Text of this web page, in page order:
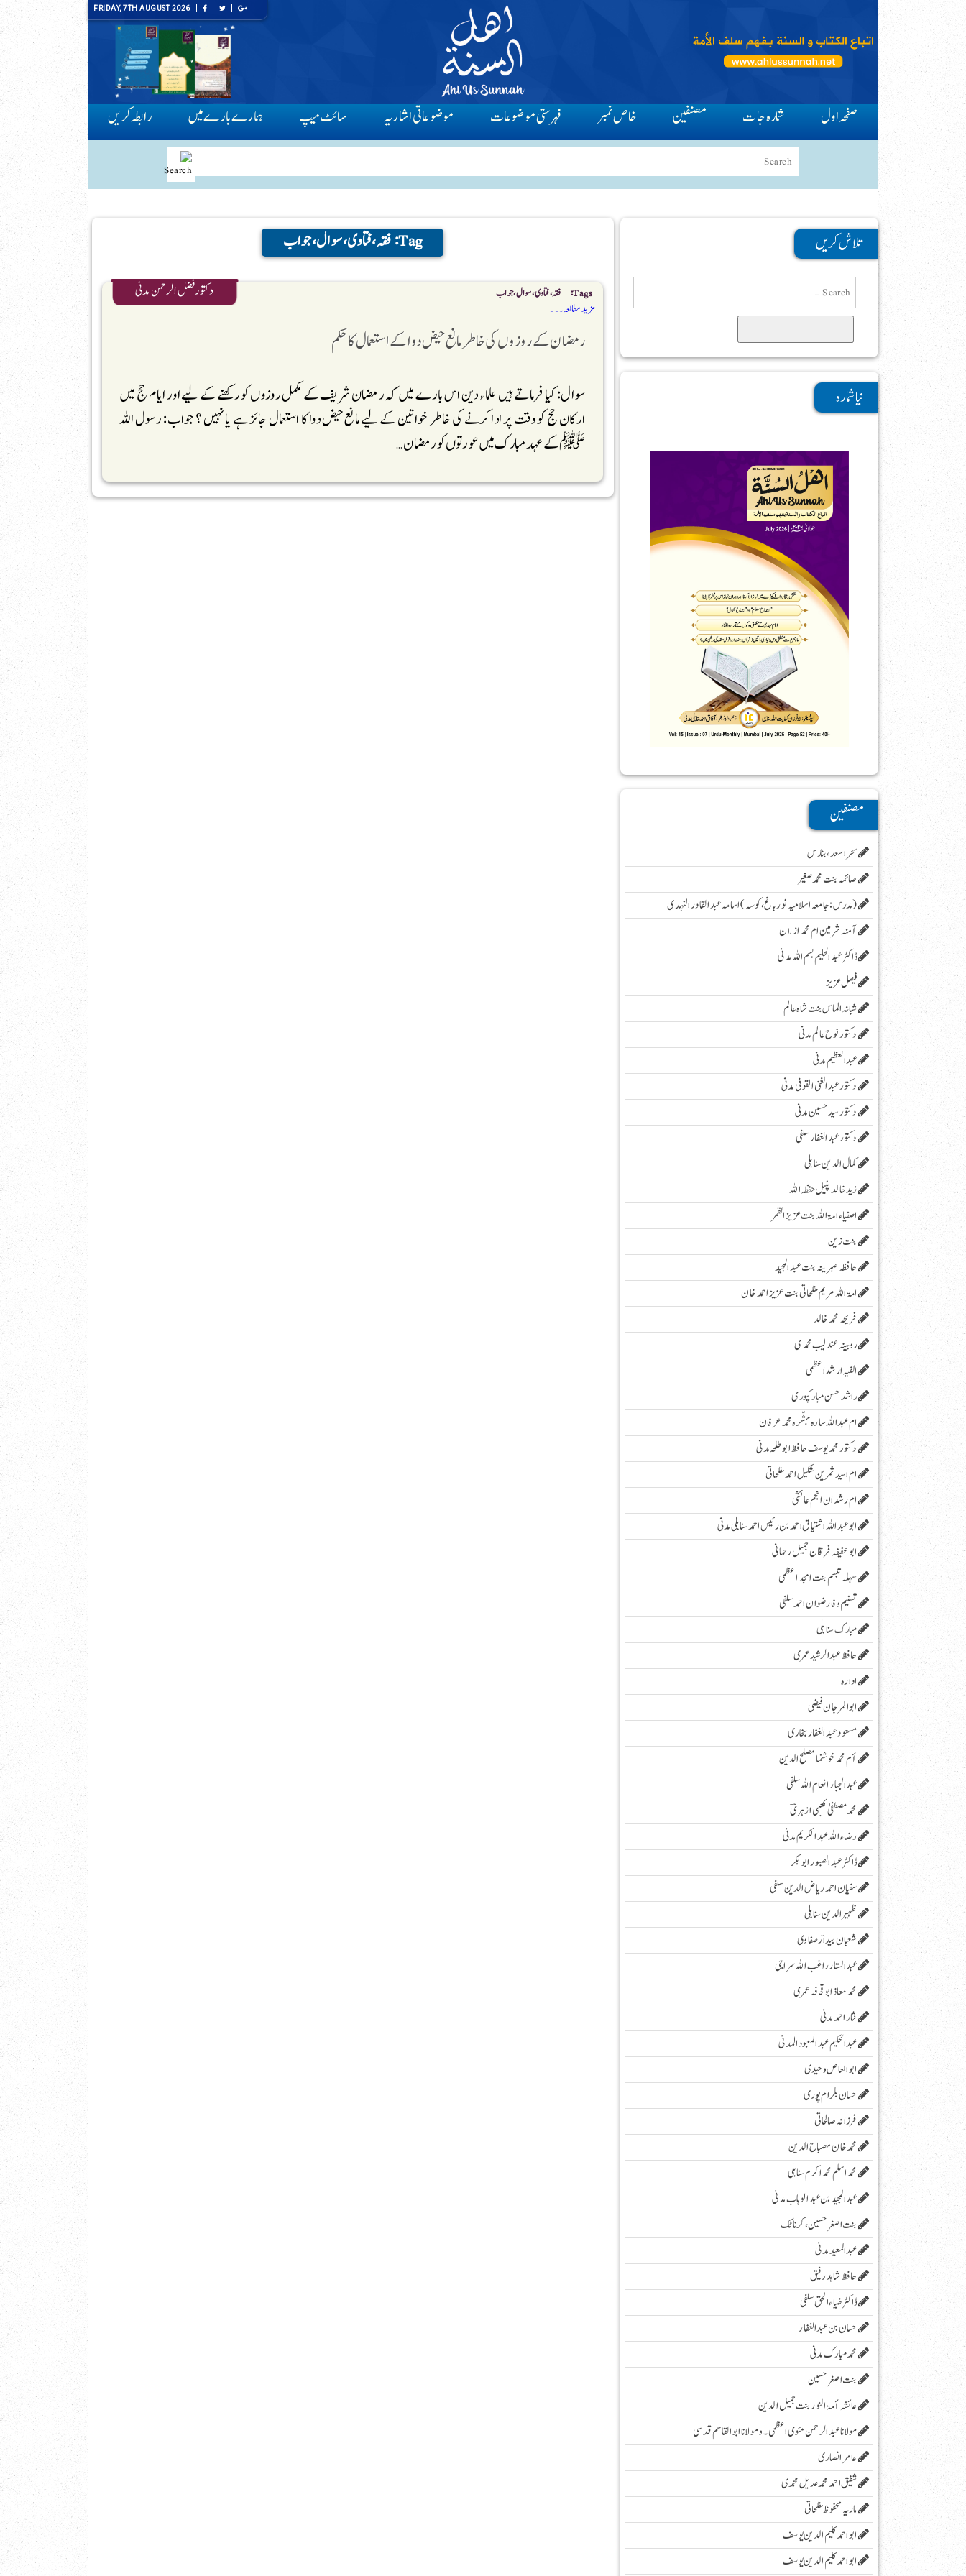
FRIDAY, 7TH AUGUST 2026
صفحہ اول شمارہ جات مصنفین خاص نمبر فہرستی موضوعات موضوعاتی اشاریہ سائٹ میپ ہمارے بارے میں رابطہ کریں
Tag: فقہ،فتاوی، سوال،جواب
دکتور فضل الرحمن مدنی Tags: فقہ،فتاوی، سوال،جواب
رمضان کے ر وزوں کی خاطر مانع حیض دوا کے استعمال کا حکم
سوال: کیا فرماتے ہیں علماء دین اس بارے میں کہ رمضان شریف کے مکمل روزوں کو رکھنے کے لیے اور ایام حج میں
ارکان حج کو وقت پر ادا کرنے کی خاطر خواتین کے لیے مانع حیض دوا کا استعمال جائز ہے یا نہیں ؟ جواب: رسول اللہ
ﷺکے عہد مبارک میں عورتوں کو رمضان …
مزید مطالعہ ۔۔۔
تلاش کریں
نیا شمارہ
مصنفین
سحر اسعد ،بنارس
صائمہ بنت محمد صغیر
( مدرس :جامعہ اسلامیہ نور باغ، کوسہ )اسامہ عبد القادر النہدی
آمنہ شرمین ام محمد ازلان
ڈاکٹر عبد الحلیم بسم اللہ مدنی
فیصل عزیز
شبانہ الماس بنت شاہ عالم
دکتور نوح عالم مدنی
عبد العظیم مدنی
دکتور عبد الغنی القوفی مدنی
دکتور سید حسین مدنی
دکتور عبدالغفار سلفی
کمال الدین سنابلی
زیدخالد پٹیل حفظہ اللہ
اصفیاء امۃ اللہ بنت عزیز القمر
بنت زین
حافظہ صبرینہ بنت عبد المجید
امۃ اللہ مریم مفلحاتی بنت عزیز احمد خان
فریحہ محمد خالد
روبینہ عندلیب محمدی
الفیہ ارشد اعظمی
راشد حسن مبارکپوری
ام عبداللہ سارہ مبشّرہ محمد عرفان
دکتور محمد یوسف حافظ ابو طلحہ مدنی
ام اسید ثمرین شکیل احمد مفلحاتی
ام رشدان انجم عائشی
ابو عبد اللہ اشتیاق احمد بن رئیس احمد سنابلی مدنی
ابو عفیفہ فرقان جمیل رحمانی
سہلہ تبسم بنت امجد اعظمی
تسنیم وفا رضوان احمد سلفی
مبارک سنابلی
حافظ عبدالرشید عمری
ادارہ
ابوالمرجان فیضی
مسعود عبد الغفار بخاری
أم محمد خوشنما مصلح الدین
عبدالجبار انعام اللہ سلفی
محمد مصطفیٰ کعبی ازہریؔ
رضاء اللہ عبد الکریم مدنی
ڈاکٹر عبد الصبور ابو بکر
سفیان احمد ریاض الدین سلفی
ظہیرالدین سنابلی
شعبان بیدارؔ صفاوی
عبدالستار راغب اللہ سراجی
محمدمعاذابوقحافہ عمری
نثار احمد مدنی
عبدالحکیم عبدالمعبودالمدنی
ابو العاص وحیدی
حسان بلرام پوری
فرزانہ صالحاتی
محمد خان مصباح الدین
محمد اسلم محمد اکرم سنابلی
عبد المجید بن عبد الوہاب مدنی
بنت اصغر حسین، کرناٹک
عبدالمعید مدنی
حافظ شاہد رفیق
ڈاکٹر ضیاء الحق سلفی
حسان بن عبدالغفار
محمد مبارک مدنی
بنت اصغر حسین
عائشہ أمۃ النور بنت جمیل الدین
مولانا عبد الرحمن مئوی اعظمی ۔و مولانا ابوالقاسم قدسی
عامر انصاری
شفیق احمد محمد عدیل محمدی
ماریہ محفوظ مفلحاتی
ابو احمد کلیم الدین یوسف
ابو احمد کلیم الدین یوسف